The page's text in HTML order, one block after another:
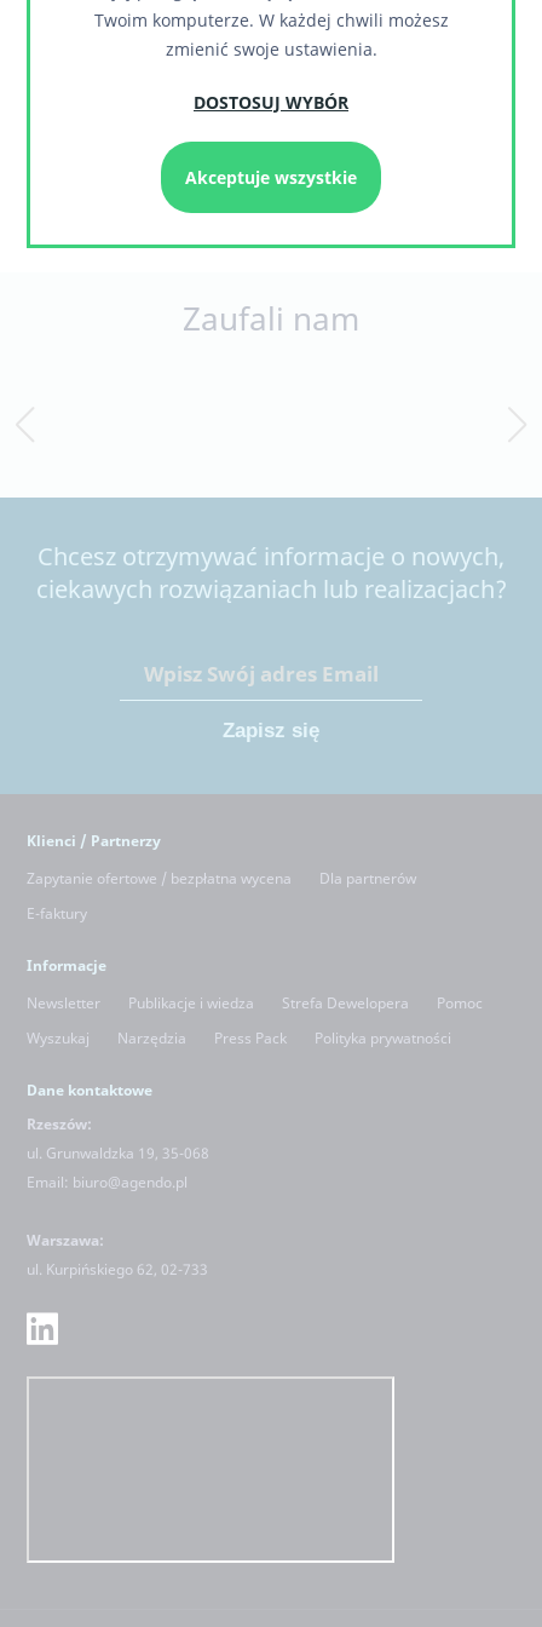
Pole na adres URL do profilu na Pintereście.
Pole na adres URL do profilu na LinkedIn.
Przycisk zapisu i ponownej edycji
konfiguracji.
Zaufali nam
Chcesz otrzymywać informacje o nowych,
ciekawych rozwiązaniach lub realizacjach?
Klienci / Partnerzy
Zapytanie ofertowe / bezpłatna wycena
Dla partnerów
E-faktury
Informacje
Newsletter
Publikacje i wiedza Strefa Dewelopera
Pomoc
Wyszukaj
Narzędzia Press Pack Polityka prywatności
Dane kontaktowe
Rzeszów:
ul. Grunwaldzka 19, 35-068
Email: biuro@agendo.pl
Warszawa:
ul. Kurpińskiego 62, 02-733
Twoim komputerze. W każdej chwili możesz
zmienić swoje ustawienia.
DOSTOSUJ WYBÓR
Akceptuje wszystkie